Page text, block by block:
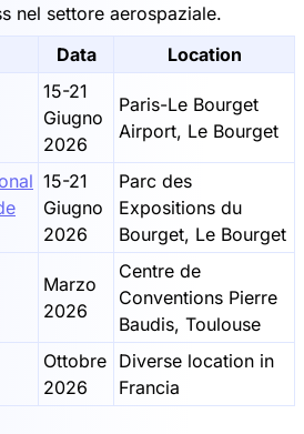
nel settore aerospaziale.
Data Location
15-21
Giugno
2026
Paris-Le Bourget
Airport, Le Bourget
15-21
Giugno
2026
Parc des
Expositions du
Bourget, Le Bourget
Marzo
2026
Centre de
Conventions Pierre
Baudis, Toulouse
Ottobre
2026
Diverse location in
Francia